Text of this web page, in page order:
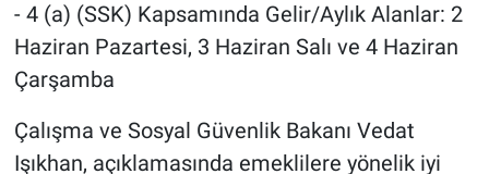
- 4 (a) (SSK) Kapsamında Gelir/Aylık Alanlar: 2
Haziran Pazartesi, 3 Haziran Salı ve 4 Haziran
Çarşamba
Çalışma ve Sosyal Güvenlik Bakanı Vedat
Işıkhan, açıklamasında emeklilere yönelik iyi